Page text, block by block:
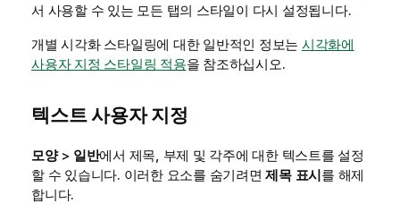
서 사용할 수 있는 모든 탭의 스타일이 다시 설정됩니다.
개별 시각화 스타일링에 대한 일반적인 정보는 시각화에
사용자 지정 스타일링 적용을 참조하십시오.
텍스트 사용자 지정
모양> 일반에서 제목, 부제 및 각주에 대한 텍스트를 설정
할 수 있습니다. 이러한 요소를 숨기려면제목 표시를 해제
합니다.